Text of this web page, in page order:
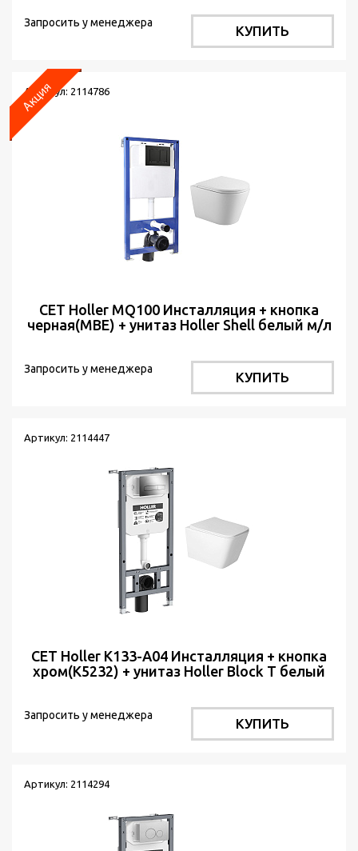
Запросить у менеджера
КУПИТЬ
Артикул: 2114786
СЕТ Holler MQ100 Инсталляция + кнопка
черная(MBE) + унитаз Holler Shell белый м/л
Запросить у менеджера
КУПИТЬ
Артикул: 2114447
СЕТ Holler K133-A04 Инсталляция + кнопка
хром(K5232) + унитаз Holler Block T белый
Запросить у менеджера
КУПИТЬ
Артикул: 2114294